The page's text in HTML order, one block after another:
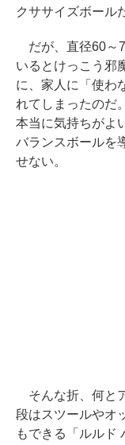
クササイズボール
だが、直径60～
いるとけっこう邪
に、家人に「使わ
れてしまったのだ
本当に気持ちがよ
バランスボールを
せない。
そんな折、何と
段はスツールやオ
もできる「ルルド